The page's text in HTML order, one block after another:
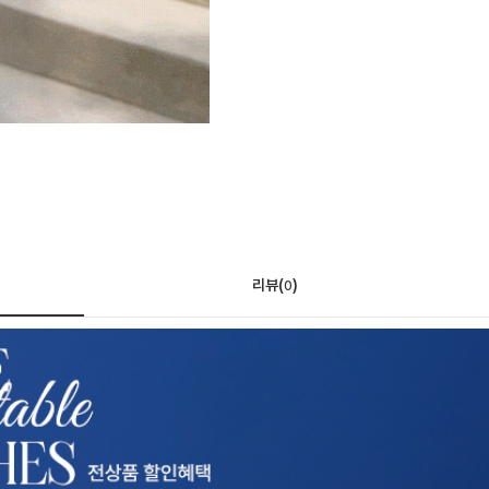
리뷰(0)